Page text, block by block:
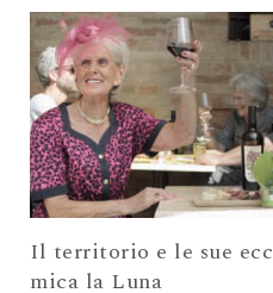
Il territorio e le sue
mica la Luna